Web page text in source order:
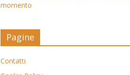
momento
Pagine
Contatti